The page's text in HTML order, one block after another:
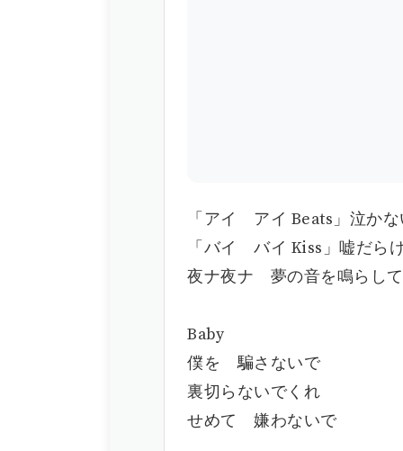
「アイ アイ Beats」泣か
「バイ バイ Kiss」嘘だら
夜ナ夜ナ 夢の音を鳴らして
Baby
僕を 騙さないで
裏切らないでくれ
せめて 嫌わないで